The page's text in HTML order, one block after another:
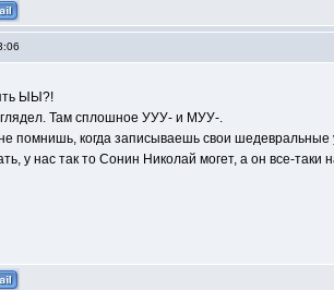
ЫЫ?!
Там сплошное УУУ- и МУУ-.
помнишь, когда записываешь свои шедевральные
у нас так то Сонин Николай могет, а он все-